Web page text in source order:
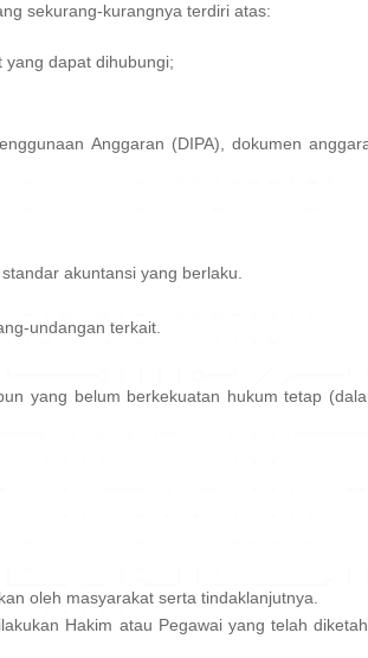
sekurang-kurangnya terdiri atas:
dapat dihubungi;
Anggaran (DIPA), dokumen
akuntansi yang berlaku.
undangan terkait.
yang belum berkekuatan hukum tetap
oleh masyarakat serta tindaklanjutnya.
Hakim atau Pegawai yang telah